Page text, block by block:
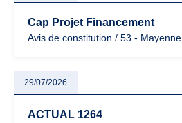
Cap Projet Financement
Avis de constitution / 53 - Mayenne
29/07/2026
ACTUAL 1264